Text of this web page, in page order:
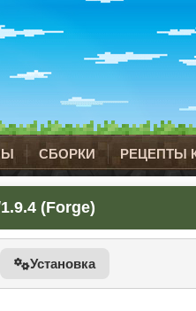
СБОРКИ РЕЦЕПТЫ
(Forge)
Установка